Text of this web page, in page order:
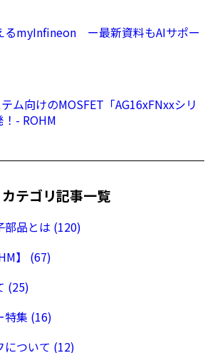
るmyInfineon ー最新資料もAIサポー
ム向けのMOSFET「AG16xFNxxシリ
- ROHM
カテゴリ記事一覧
部品とは (120)
】 (67)
(25)
特集 (16)
について (12)